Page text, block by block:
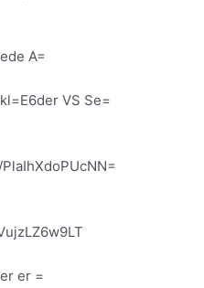
A=
VS Se=
er =